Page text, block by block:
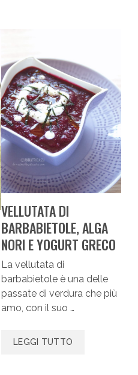
VELLUTATA DI
BARBABIETOLE, ALGA
NORI E YOGURT GRECO
La vellutata di
barbabietole è una delle
passate di verdura che più
amo, con il suo …
LEGGI TUTTO